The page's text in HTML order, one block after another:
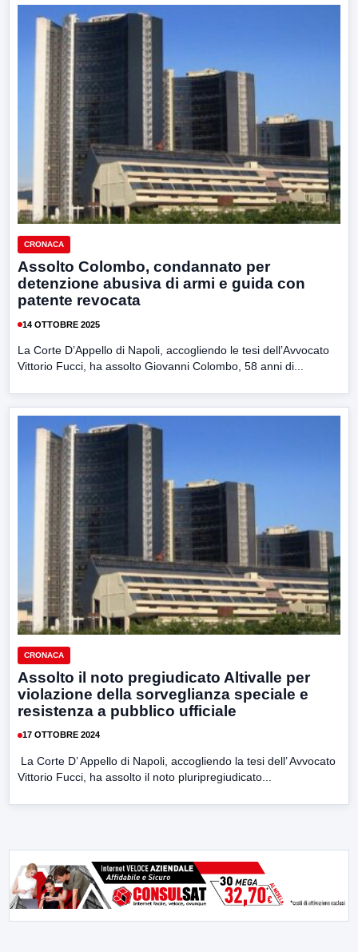
CRONACA
Assolto Colombo, condannato per
detenzione abusiva di armi e guida con
patente revocata
14 OTTOBRE 2025
La Corte D’Appello di Napoli, accogliendo le tesi dell’Avvocato
Vittorio Fucci, ha assolto Giovanni Colombo, 58 anni di...
CRONACA
Assolto il noto pregiudicato Altivalle per
violazione della sorveglianza speciale e
resistenza a pubblico ufficiale
17 OTTOBRE 2024
La Corte D’ Appello di Napoli, accogliendo la tesi dell’ Avvocato
Vittorio Fucci, ha assolto il noto pluripregiudicato...